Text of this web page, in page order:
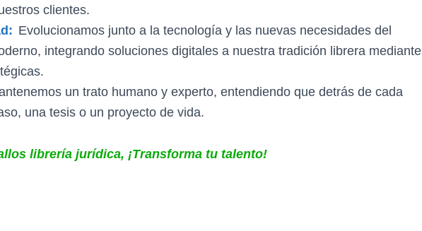
clientes.
Evolucionamos junto a la tecnología y las nuevas necesidades del
integrando soluciones digitales a nuestra tradición librera mediante
un trato humano y experto, entendiendo que detrás de cada
una tesis o un proyecto de vida.
librería jurídica, ¡Transforma tu talento!